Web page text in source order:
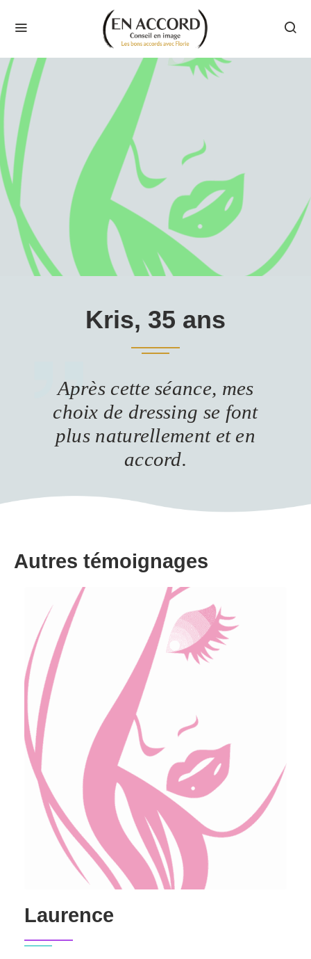
Kris, 35 ans
Après cette séance, mes
choix de dressing se font
plus naturellement et en
accord.
Autres témoignages
Laurence